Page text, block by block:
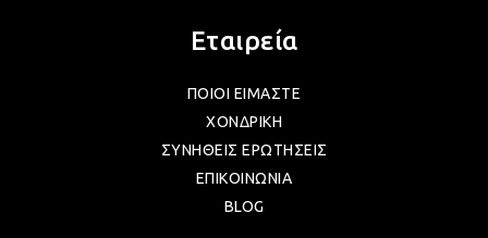
Εταιρεία
ΠΟΙΟΙ ΕΙΜΑΣΤΕ
ΧΟΝΔΡΙΚΗ
ΣΥΝΗΘΕΙΣ ΕΡΩΤΗΣΕΙΣ
ΕΠΙΚΟΙΝΩΝΙΑ
BLOG